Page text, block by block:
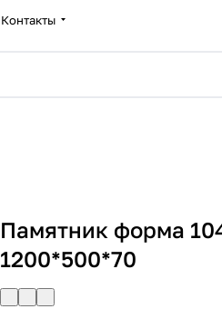
Контакты
Памятник форма
1200*500*70